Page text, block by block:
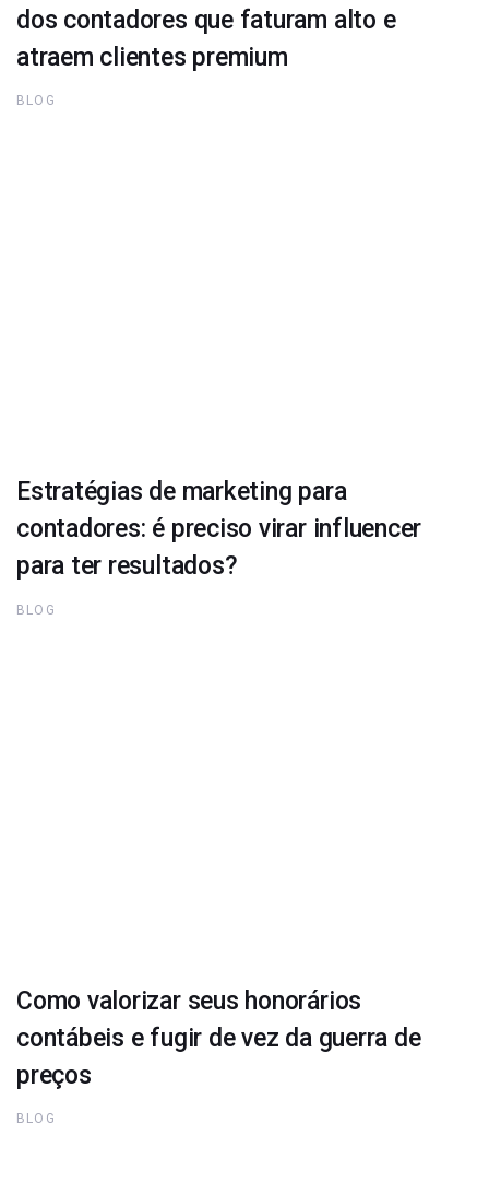
dos contadores que faturam alto e
atraem clientes premium
BLOG
Estratégias de marketing para
contadores: é preciso virar influencer
para ter resultados?
BLOG
Como valorizar seus honorários
contábeis e fugir de vez da guerra de
preços
BLOG